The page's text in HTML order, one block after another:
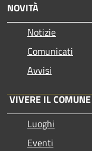
NOVITÀ
Notizie
Comunicati
Avvisi
VIVERE IL COMUNE
Luoghi
Eventi